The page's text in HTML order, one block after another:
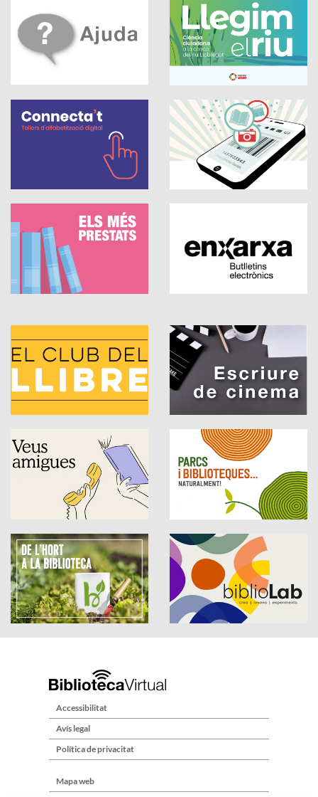
Accessibilitat
Avís legal
Política de privacitat
Mapa web